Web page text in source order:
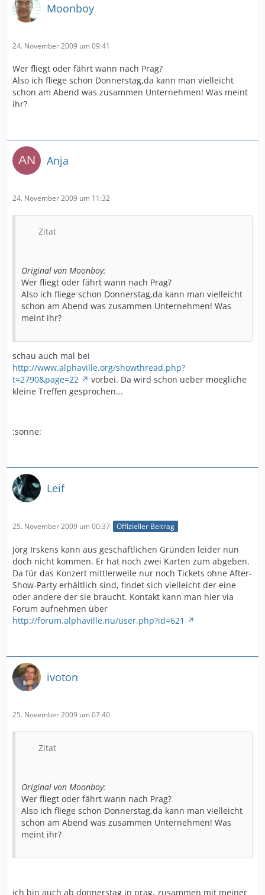
Moonboy
24. November 2009 um 09:41
Wer fliegt oder fährt wann nach Prag?
Also ich fliege schon Donnerstag,da kann man vielleicht
schon am Abend was zusammen Unternehmen! Was meint
ihr?
Anja
24. November 2009 um 11:32
Zitat
Original von Moonboy:
Wer fliegt oder fährt wann nach Prag?
Also ich fliege schon Donnerstag,da kann man vielleicht
schon am Abend was zusammen Unternehmen! Was
meint ihr?
schau auch mal bei
http://www.alphaville.org/showthread.php?
t=2790&page=22
vorbei. Da wird schon ueber moegliche
kleine Treffen gesprochen...
:sonne:
Leif
25. November 2009 um 00:37 Offizieller Beitrag
Jörg Irskens kann aus geschäftlichen Gründen leider nun
doch nicht kommen. Er hat noch zwei Karten zum abgeben.
Da für das Konzert mittlerweile nur noch Tickets ohne After-
Show-Party erhältlich sind, findet sich vielleicht der eine
oder andere der sie braucht. Kontakt kann man hier via
Forum aufnehmen über
http://forum.alphaville.nu/user.php?id=621
ivoton
25. November 2009 um 07:40
Zitat
Original von Moonboy:
Wer fliegt oder fährt wann nach Prag?
Also ich fliege schon Donnerstag,da kann man vielleicht
schon am Abend was zusammen Unternehmen! Was
meint ihr?
ich bin auch ab donnerstag in prag, zusammen mit meiner